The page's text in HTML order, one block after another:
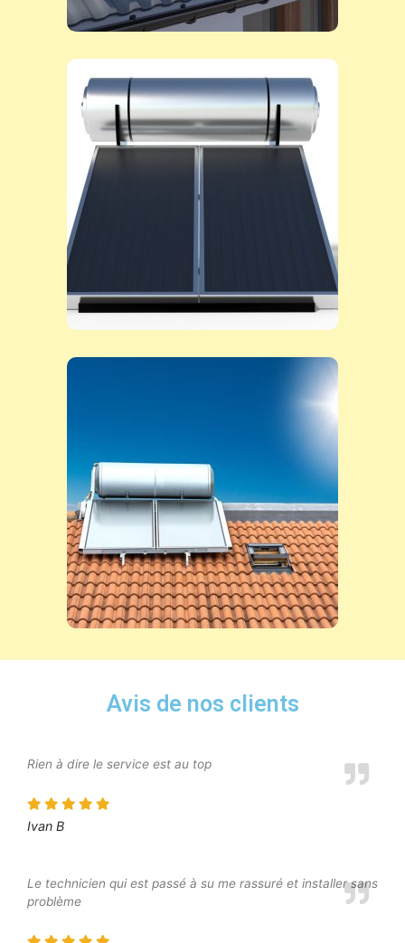
Avis de nos clients
Rien à dire le service est au top
Ivan B
Le technicien qui est passé à su me rassuré et installer sans
problème